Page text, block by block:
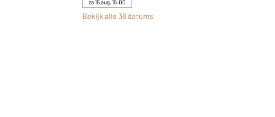
za 15 aug, 15:00
Bekijk alle 38 datums